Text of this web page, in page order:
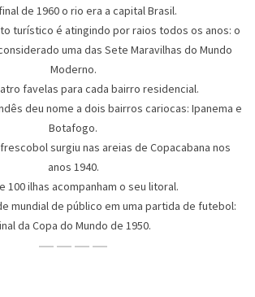
de 1960 o rio era a capital Brasil.
turístico é atingindo por raios todos os anos: o
uma das Sete Maravilhas do Mundo
Moderno.
favelas para cada bairro residencial.
deu nome a dois bairros cariocas: Ipanema e
Botafogo.
surgiu nas areias de Copacabana nos
anos 1940.
100 ilhas acompanham o seu litoral.
mundial de público em uma partida de futebol:
da Copa do Mundo de 1950.